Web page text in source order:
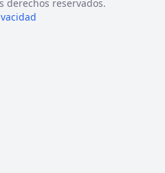
derechos reservados.